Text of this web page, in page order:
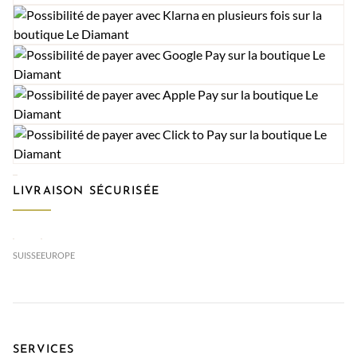
LIVRAISON SÉCURISÉE
SUISSEEUROPE
SERVICES